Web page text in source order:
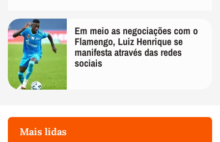
Em meio as negociações com o
Flamengo, Luiz Henrique se
manifesta através das redes
sociais
Mais lidas